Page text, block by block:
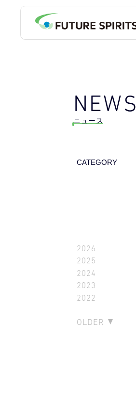
NEWS
ニュース
CATEGORY
2026
2025
2024
2023
2022
OLDER